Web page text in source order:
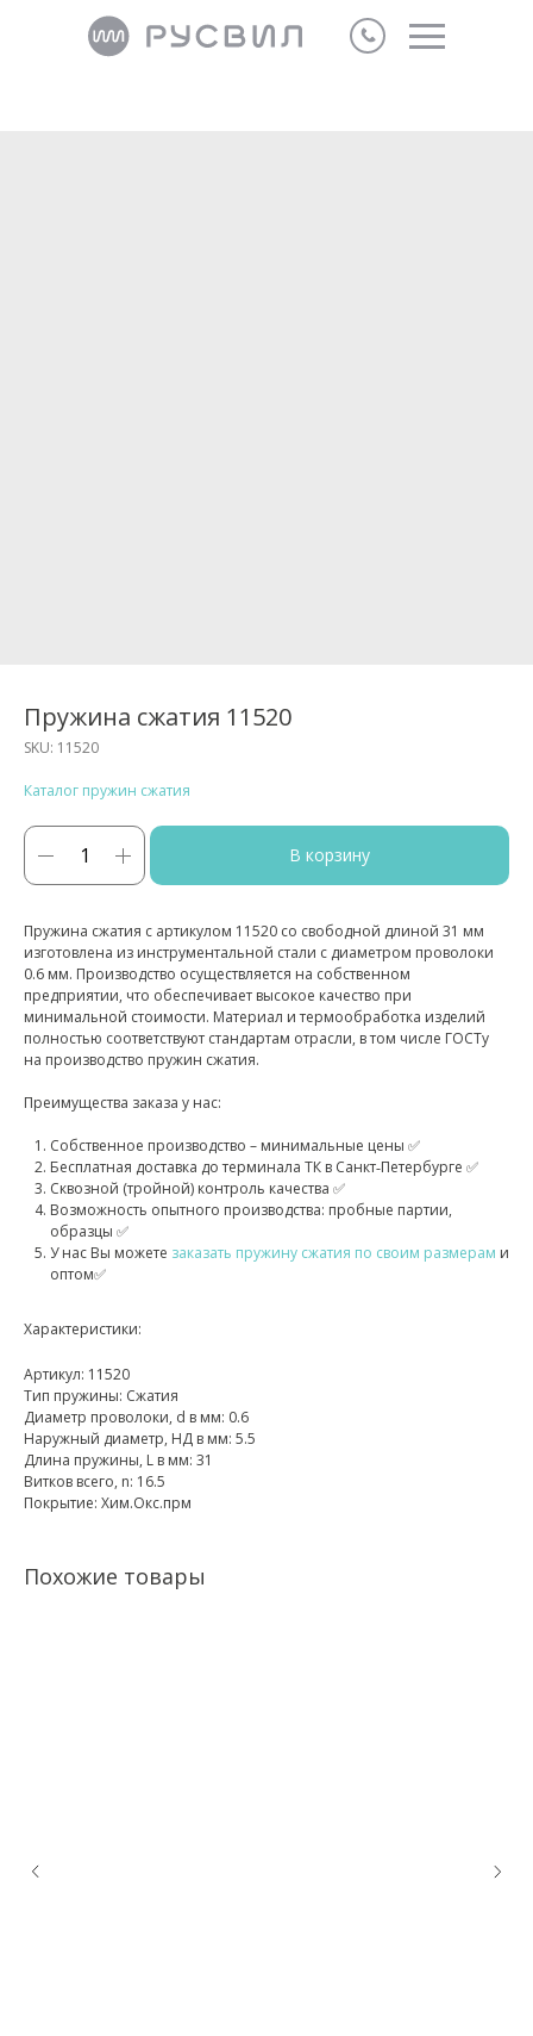
Пружина сжатия 11520
SKU: 11520
Каталог пружин сжатия
В корзину
Пружина сжатия с артикулом 11520 со свободной длиной 31 мм
изготовлена из инструментальной стали с диаметром проволоки
0.6 мм. Производство осуществляется на собственном
предприятии, что обеспечивает высокое качество при
минимальной стоимости. Материал и термообработка изделий
полностью соответствуют стандартам отрасли, в том числе ГОСТу
на производство пружин сжатия.
Преимущества заказа у нас:
Собственное производство – минимальные цены ✅
Бесплатная доставка до терминала ТК в Санкт‑Петербурге ✅
Сквозной (тройной) контроль качества ✅
Возможность опытного производства: пробные партии,
образцы ✅
У нас Вы можете заказать пружину сжатия по своим размерам и
оптом✅
Характеристики:
Артикул: 11520
Тип пружины: Сжатия
Диаметр проволоки, d в мм: 0.6
Наружный диаметр, НД в мм: 5.5
Длина пружины, L в мм: 31
Витков всего, n: 16.5
Покрытие: Хим.Окс.прм
Похожие товары